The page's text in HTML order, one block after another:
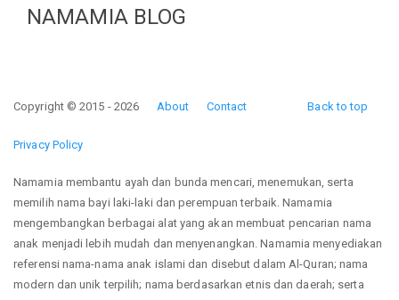
NAMAMIA BLOG
Back to top
Copyright © 2015 - 2026 About Contact
Privacy Policy
Namamia membantu ayah dan bunda mencari, menemukan, serta
memilih nama bayi laki-laki dan perempuan terbaik. Namamia
mengembangkan berbagai alat yang akan membuat pencarian nama
anak menjadi lebih mudah dan menyenangkan. Namamia menyediakan
referensi nama-nama anak islami dan disebut dalam Al-Quran; nama
modern dan unik terpilih; nama berdasarkan etnis dan daerah; serta